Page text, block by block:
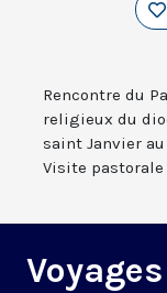
Rencontre du
religieux du
saint Janvier
Visite pastorale